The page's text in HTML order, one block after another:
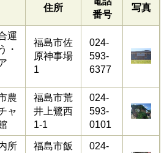
住所
番号
写真
運
・
福島市佐
原神事場
1
024-
593-
6377
農
ャ
福島市荒
井上鷺西
1-1
024-
593-
0101
所
福島市飯
024-